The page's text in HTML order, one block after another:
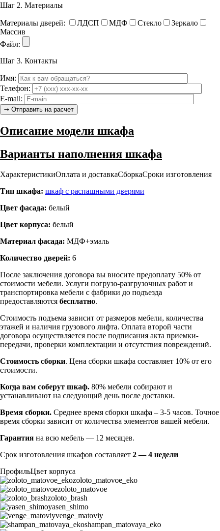
Шаг 2. Материалы
Материалы дверей: ЛДСП МДФ Стекло
Зеркало
Массив
Файл:
Шаг 3. Контакты
Имя:
Телефон:
E-mail:
Описание модели шкафа
Варианты наполнения шкафа
ХарактеристикиОплата и доставкаСборкаСроки изготовления
Тип шкафа: шкаф с распашными дверями
Цвет фасада: белый
Цвет корпуса: белый
Материал фасада: МДФ+эмаль
Количество дверей: 6
После заключения договора вы вносите предоплату 50% от
стоимости мебели. Услуги погрузо-разгрузочных работ и
транспортировка мебели с фабрики до подъезда
предоставляются бесплатно.
Стоимость подъема зависит от размеров мебели, количества
этажей и наличия грузового лифта. Оплата второй части
договора осуществляется после подписания акта приемки-
передачи, проверки комплектации и отсутствия повреждений.
Стоимость сборки. Цена сборки шкафа составляет 10% от его
стоимости.
Когда вам соберут шкаф. 80% мебели собирают и
устанавливают на следующий день после доставки.
Время сборки. Среднее время сборки шкафа – 3-5 часов. Точное
время сборки зависит от количества элементов вашей мебели.
Гарантия на всю мебель — 12 месяцев.
Срок изготовления шкафов составляет 2 — 4 недели
ПрофильЦвет корпуса
zoloto_matovoe_eko
zoloto_matovoe
zoloto_brash
yasen_shimo
venge_matoviy
shampan_matovaya_eko